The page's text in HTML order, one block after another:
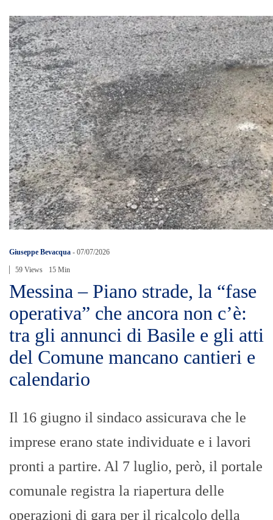
Giuseppe Bevacqua - 07/07/2026
59 Views 15 Min
Messina – Piano strade, la “fase
operativa” che ancora non c’è:
tra gli annunci di Basile e gli atti
del Comune mancano cantieri e
calendario
Il 16 giugno il sindaco assicurava che le
imprese erano state individuate e i lavori
pronti a partire. Al 7 luglio, però, il portale
comunale registra la riapertura delle
operazioni di gara per il ricalcolo della